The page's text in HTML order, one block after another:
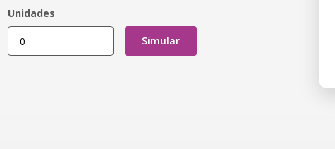
Unidades
Simular